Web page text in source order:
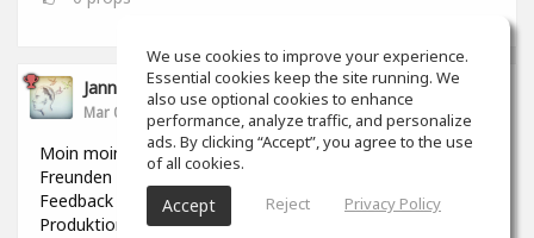
Jannek Stoldt
Mar 06, 2022
Moin moin, ist hier noch jemand? ;-) Ich habe kürzlich mit
Freunden ein Lied aufgenommen und würde mich über
Feedback freuen, was den Mix und die generelle
Produktion angeht. Viele Grüße
We use cookies to improve your experience.
Essential cookies keep the site running. We
also use optional cookies to enhance
performance, analyze traffic, and personalize
ads. By clicking “Accept”, you agree to the use
of all cookies.
Accept Reject Privacy Policy